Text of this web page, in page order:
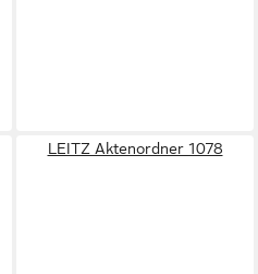
LEITZ Aktenordner 1078